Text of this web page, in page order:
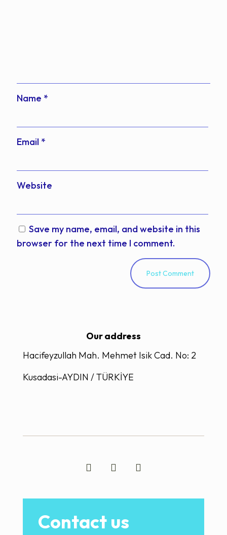
Name *
Email *
Website
Save my name, email, and website in this
browser for the next time I comment.
Our address
Hacifeyzullah Mah. Mehmet Isik Cad. No: 2
Kusadasi-AYDIN / TÜRKİYE
Contact us